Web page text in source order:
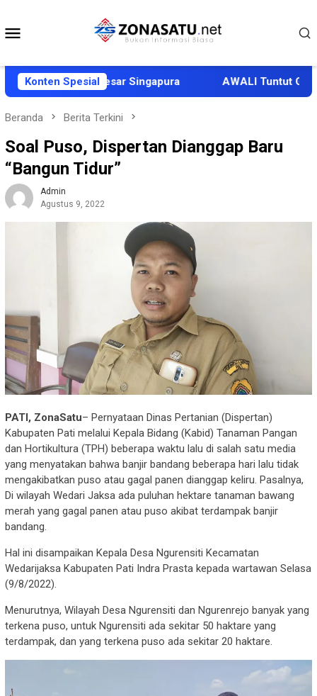
konten
Konten Spesial
Duta Besar Singapura AWALI Tuntut Ganti Rugi
Beranda Berita Terkini
Soal Puso, Dispertan Dianggap Baru
“Bangun Tidur”
Admin
Agustus 9, 2022
PATI, ZonaSatu– Pernyataan Dinas Pertanian (Dispertan)
Kabupaten Pati melalui Kepala Bidang (Kabid) Tanaman Pangan
dan Hortikultura (TPH) beberapa waktu lalu di salah satu media
yang menyatakan bahwa banjir bandang beberapa hari lalu tidak
mengakibatkan puso atau gagal panen dianggap keliru. Pasalnya,
Di wilayah Wedari Jaksa ada puluhan hektare tanaman bawang
merah yang gagal panen atau puso akibat terdampak banjir
bandang.
Hal ini disampaikan Kepala Desa Ngurensiti Kecamatan
Wedarijaksa Kabupaten Pati Indra Prasta kepada wartawan Selasa
(9/8/2022).
Menurutnya, Wilayah Desa Ngurensiti dan Ngurenrejo banyak yang
terkena puso, untuk Ngurensiti ada sekitar 50 haktare yang
terdampak, dan yang terkena puso ada sekitar 20 haktare.